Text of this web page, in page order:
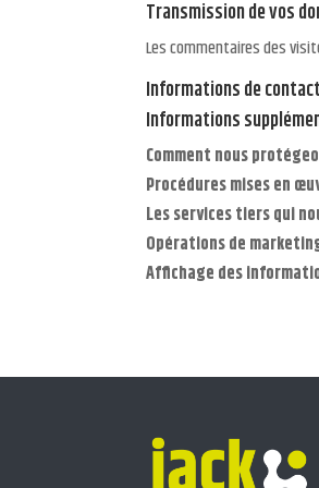
Transmission de vos
Les commentaires des
Informations de contact
Informations
Comment nous
Procédures mises en
Les services tiers qui
Opérations de
Affichage des